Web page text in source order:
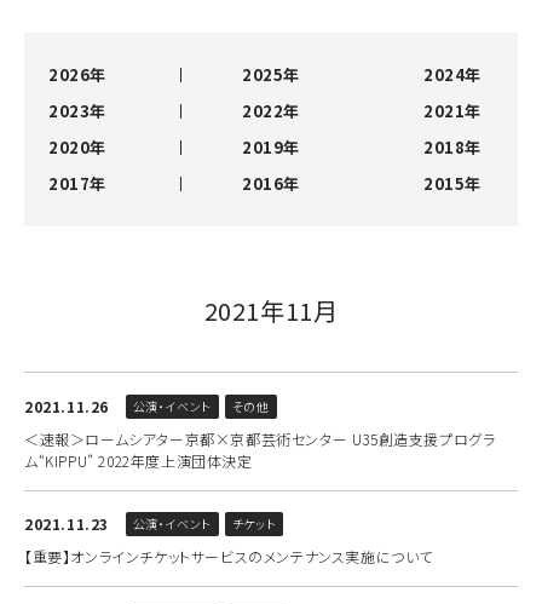
2026年 2025年
2024年
2023年
2022年
2021年
2020年
2019年
2018年
2017年
2016年 2015年
2021年11月
2021.11.26 公演・イベント その他
＜速報＞ロームシアター京都×京都芸術センター U35創造支援プログラ
ム“KIPPU” 2022年度上演団体決定
2021.11.23 公演・イベント チケット
【重要】オンラインチケットサービスのメンテナンス実施について